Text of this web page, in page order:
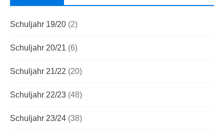
Schuljahr 19/20 (2)
Schuljahr 20/21 (6)
Schuljahr 21/22 (20)
Schuljahr 22/23 (48)
Schuljahr 23/24 (38)